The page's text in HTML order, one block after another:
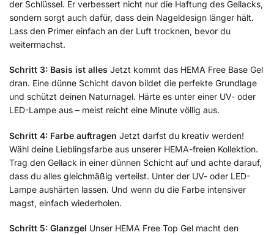
der Schlüssel. Er verbessert nicht nur die Haftung des Gellacks,
sondern sorgt auch dafür, dass dein Nageldesign länger hält.
Lass den Primer einfach an der Luft trocknen, bevor du
weitermachst.
Schritt 3: Basis ist alles Jetzt kommt das HEMA Free Base Gel
dran. Eine dünne Schicht davon bildet die perfekte Grundlage
und schützt deinen Naturnagel. Härte es unter einer UV- oder
LED-Lampe aus – meist reicht eine Minute völlig aus.
Schritt 4: Farbe auftragen Jetzt darfst du kreativ werden!
Wähl deine Lieblingsfarbe aus unserer HEMA-freien Kollektion.
Trag den Gellack in einer dünnen Schicht auf und achte darauf,
dass du alles gleichmäßig verteilst. Unter der UV- oder LED-
Lampe aushärten lassen. Und wenn du die Farbe intensiver
magst, einfach wiederholen.
Schritt 5: Glanzgel Unser HEMA Free Top Gel macht den